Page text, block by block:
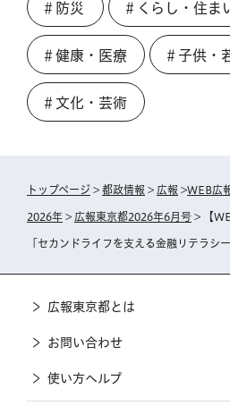
＃防災 ＃くらし・住ま
＃健康・医療 ＃子供・
＃文化・芸術
トップページ > 都政情報 > 広報 >WEB広
2026年 > 広報東京都2026年6月号 > 【
「セカンドライフを支える金融リテラシー
広報東京都とは
お問い合わせ
使い方ヘルプ